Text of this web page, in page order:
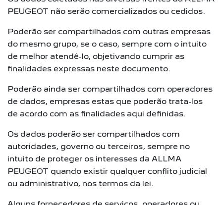
PEUGEOT não serão comercializados ou cedidos.
Poderão ser compartilhados com outras empresas
do mesmo grupo, se o caso, sempre com o intuito
de melhor atendê-lo, objetivando cumprir as
finalidades expressas neste documento.
Poderão ainda ser compartilhados com operadores
de dados, empresas estas que poderão trata-los
de acordo com as finalidades aqui definidas.
Os dados poderão ser compartilhados com
autoridades, governo ou terceiros, sempre no
intuito de proteger os interesses da ALLMA
PEUGEOT quando existir qualquer conflito judicial
ou administrativo, nos termos da lei.